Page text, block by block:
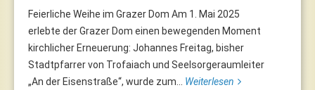
Feierliche Weihe im Grazer Dom Am 1. Mai 2025
erlebte der Grazer Dom einen bewegenden Moment
kirchlicher Erneuerung: Johannes Freitag, bisher
Stadtpfarrer von Trofaiach und Seelsorgeraumleiter
„An der Eisenstraße“, wurde zum... Weiterlesen